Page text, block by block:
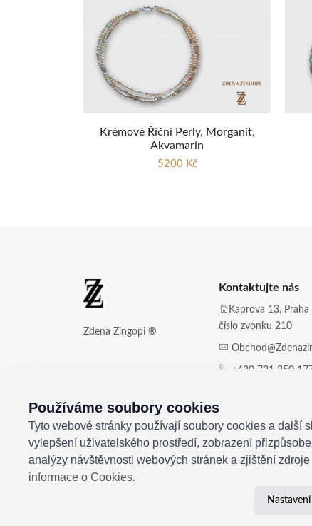
Krémové Říční Perly, Morganit,
Akvamarín
5200 Kč
Zdena Zingopi ®
Kontaktujte nás
Kaprova 13,
číslo zvonku 210
+420 721 350
Používáme soubory cookies
Tyto webové stránky používají soubory cookies a další
vylepšení uživatelského prostředí, zobrazení
analýzy návštěvnosti webových stránek a zjištění
informace o Cookies.